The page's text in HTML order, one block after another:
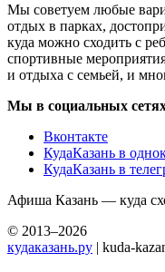
Мы советуем любые
отдых в парках,
куда можно сходить с
спортивные
и отдыха с семьей, и
Мы в социальных
Вконтакте
КудаКазань в
КудаКазань в
Афиша Казань — куда
© 2013–2026
кудаказань.ру | kuda-